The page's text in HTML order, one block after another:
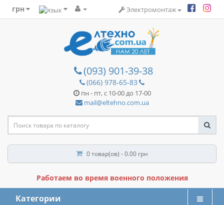
грн Электромонтаж
(093) 901-39-38
(066) 978-65-83
пн - пт, с 10-00 до 17-00
mail@eltehno.com.ua
0 товар(ов) - 0.00 грн
Работаем во время военного положения
Категории